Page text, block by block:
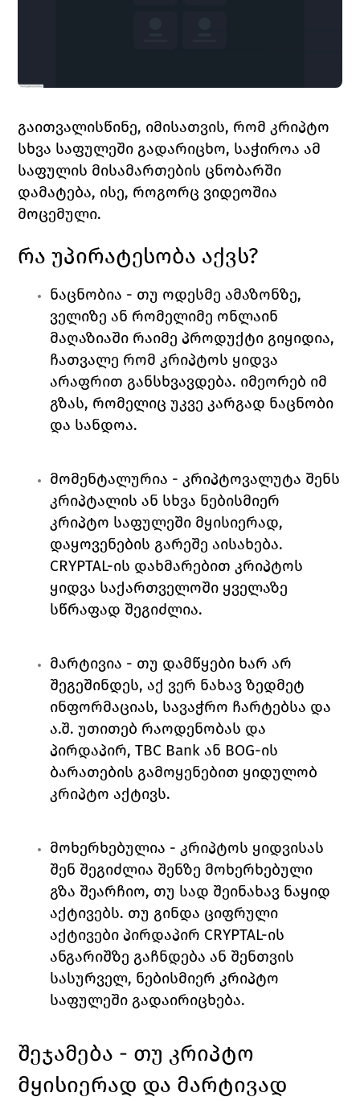
გაითვალისწინე, იმისათვის, რომ კრიპტო
სხვა საფულეში გადარიცხო, საჭიროა ამ
საფულის მისამართების ცნობარში
დამატება, ისე, როგორც ვიდეოშია
მოცემული.
რა უპირატესობა აქვს?
ნაცნობია - თუ ოდესმე ამაზონზე,
ველიზე ან რომელიმე ონლაინ
მაღაზიაში რაიმე პროდუქტი გიყიდია,
ჩათვალე რომ კრიპტოს ყიდვა
არაფრით განსხვავდება. იმეორებ იმ
გზას, რომელიც უკვე კარგად ნაცნობი
და სანდოა.
მომენტალურია - კრიპტოვალუტა შენს
კრიპტალის ან სხვა ნებისმიერ
კრიპტო საფულეში მყისიერად,
დაყოვენების გარეშე აისახება.
CRYPTAL-ის დახმარებით კრიპტოს
ყიდვა საქართველოში ყველაზე
სწრაფად შეგიძლია.
მარტივია - თუ დამწყები ხარ არ
შეგეშინდეს, აქ ვერ ნახავ ზედმეტ
ინფორმაციას, სავაჭრო ჩარტებსა და
ა.შ. უთითებ რაოდენობას და
პირდაპირ, TBC Bank ან BOG-ის
ბარათების გამოყენებით ყიდულობ
კრიპტო აქტივს.
მოხერხებულია - კრიპტოს ყიდვისას
შენ შეგიძლია შენზე მოხერხებული
გზა შეარჩიო, თუ სად შეინახავ ნაყიდ
აქტივებს. თუ გინდა ციფრული
აქტივები პირდაპირ CRYPTAL-ის
ანგარიშზე გაჩნდება ან შენთვის
სასურველ, ნებისმიერ კრიპტო
საფულეში გადაირიცხება.
შეჯამება - თუ კრიპტო
მყისიერად და მარტივად